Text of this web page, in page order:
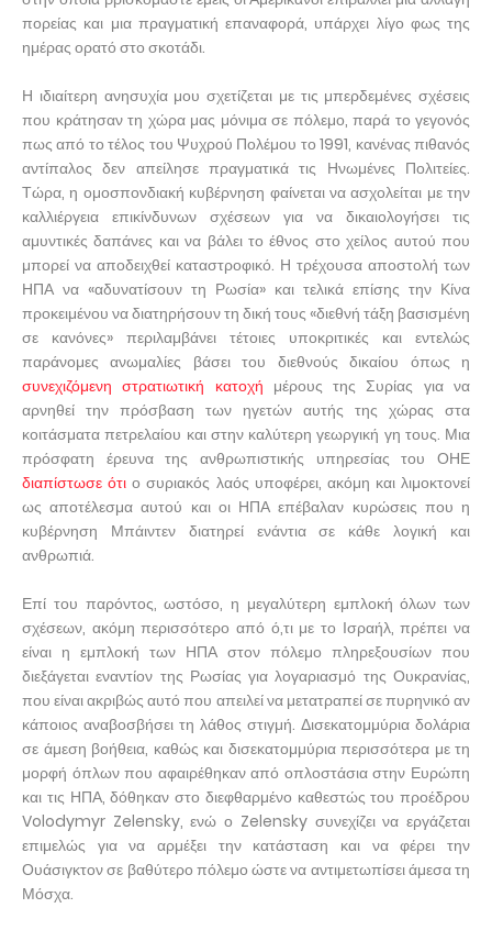
πορείας και μια πραγματική επαναφορά, υπάρχει λίγο φως της
ημέρας ορατό στο σκοτάδι.
Η ιδιαίτερη ανησυχία μου σχετίζεται με τις μπερδεμένες σχέσεις
που κράτησαν τη χώρα μας μόνιμα σε πόλεμο, παρά το γεγονός
πως από το τέλος του Ψυχρού Πολέμου το 1991, κανένας πιθανός
αντίπαλος δεν απείλησε πραγματικά τις Ηνωμένες Πολιτείες.
Τώρα, η ομοσπονδιακή κυβέρνηση φαίνεται να ασχολείται με την
καλλιέργεια επικίνδυνων σχέσεων για να δικαιολογήσει τις
αμυντικές δαπάνες και να βάλει το έθνος στο χείλος αυτού που
μπορεί να αποδειχθεί καταστροφικό. Η τρέχουσα αποστολή των
ΗΠΑ να «αδυνατίσουν τη Ρωσία» και τελικά επίσης την Κίνα
προκειμένου να διατηρήσουν τη δική τους «διεθνή τάξη βασισμένη
σε κανόνες» περιλαμβάνει τέτοιες υποκριτικές και εντελώς
παράνομες ανωμαλίες βάσει του διεθνούς δικαίου όπως η
συνεχιζόμενη στρατιωτική κατοχή μέρους της Συρίας για να
αρνηθεί την πρόσβαση των ηγετών αυτής της χώρας στα
κοιτάσματα πετρελαίου και στην καλύτερη γεωργική γη τους. Μια
πρόσφατη έρευνα της ανθρωπιστικής υπηρεσίας του ΟΗΕ
διαπίστωσε ότι ο συριακός λαός υποφέρει, ακόμη και λιμοκτονεί
ως αποτέλεσμα αυτού και οι ΗΠΑ επέβαλαν κυρώσεις που η
κυβέρνηση Μπάιντεν διατηρεί ενάντια σε κάθε λογική και
ανθρωπιά.
Επί του παρόντος, ωστόσο, η μεγαλύτερη εμπλοκή όλων των
σχέσεων, ακόμη περισσότερο από ό,τι με το Ισραήλ, πρέπει να
είναι η εμπλοκή των ΗΠΑ στον πόλεμο πληρεξουσίων που
διεξάγεται εναντίον της Ρωσίας για λογαριασμό της Ουκρανίας,
που είναι ακριβώς αυτό που απειλεί να μετατραπεί σε πυρηνικό αν
κάποιος αναβοσβήσει τη λάθος στιγμή. Δισεκατομμύρια δολάρια
σε άμεση βοήθεια, καθώς και δισεκατομμύρια περισσότερα με τη
μορφή όπλων που αφαιρέθηκαν από οπλοστάσια στην Ευρώπη
και τις ΗΠΑ, δόθηκαν στο διεφθαρμένο καθεστώς του προέδρου
Volodymyr Zelensky, ενώ ο Zelensky συνεχίζει να εργάζεται
επιμελώς για να αρμέξει την κατάσταση και να φέρει την
Ουάσιγκτον σε βαθύτερο πόλεμο ώστε να αντιμετωπίσει άμεσα τη
Μόσχα.